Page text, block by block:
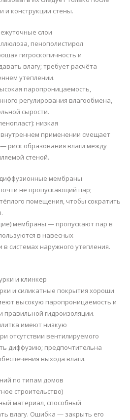
и конструкции стены.
слои
пенополистирол
гигроскопичность и
влагу; требует расчёта
утеплении.
паропроницаемость,
регулирования влагообмена,
сырости.
низкая
применении смещает
риск образования влаги между
стеной.
мембраны
не пропускающий пар;
помещения, чтобы сократить
мембраны — пропускают пар в
в навесных
системах наружного утепления.
и клинкер
и силикатные покрытия хороши
высокую паропроницаемость и
гидроизоляции.
имеют низкую
отсутствии вентилируемого
диффузию; предпочтительна
выхода влаги.
по типам домов
строительство)
материал, способный
влагу. Ошибка — закрыть его